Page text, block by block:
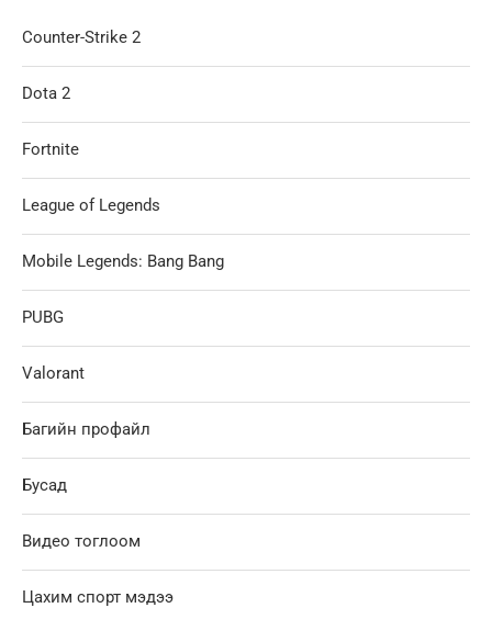
Counter-Strike 2
Dota 2
Fortnite
League of Legends
Mobile Legends: Bang Bang
PUBG
Valorant
Багийн профайл
Бусад
Видео тоглоом
Цахим спорт мэдээ